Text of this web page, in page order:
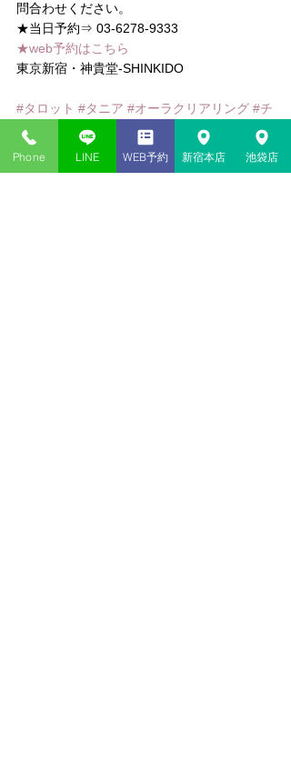
問合わせください。
★当日予約⇒ 03-6278-9333
★web予約はこちら
東京新宿・神貴堂-SHINKIDO
#タロット #タニア #オーラクリアリング #チ
ャネリング
#ヒーリング #レイキ #カバラ数
秘術
#数秘術
Phone LINE WEB予約 新宿本店 池袋店